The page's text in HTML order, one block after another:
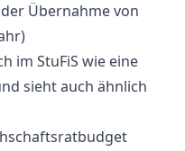
Übernahme von
im StuFiS wie eine
sieht auch ähnlich